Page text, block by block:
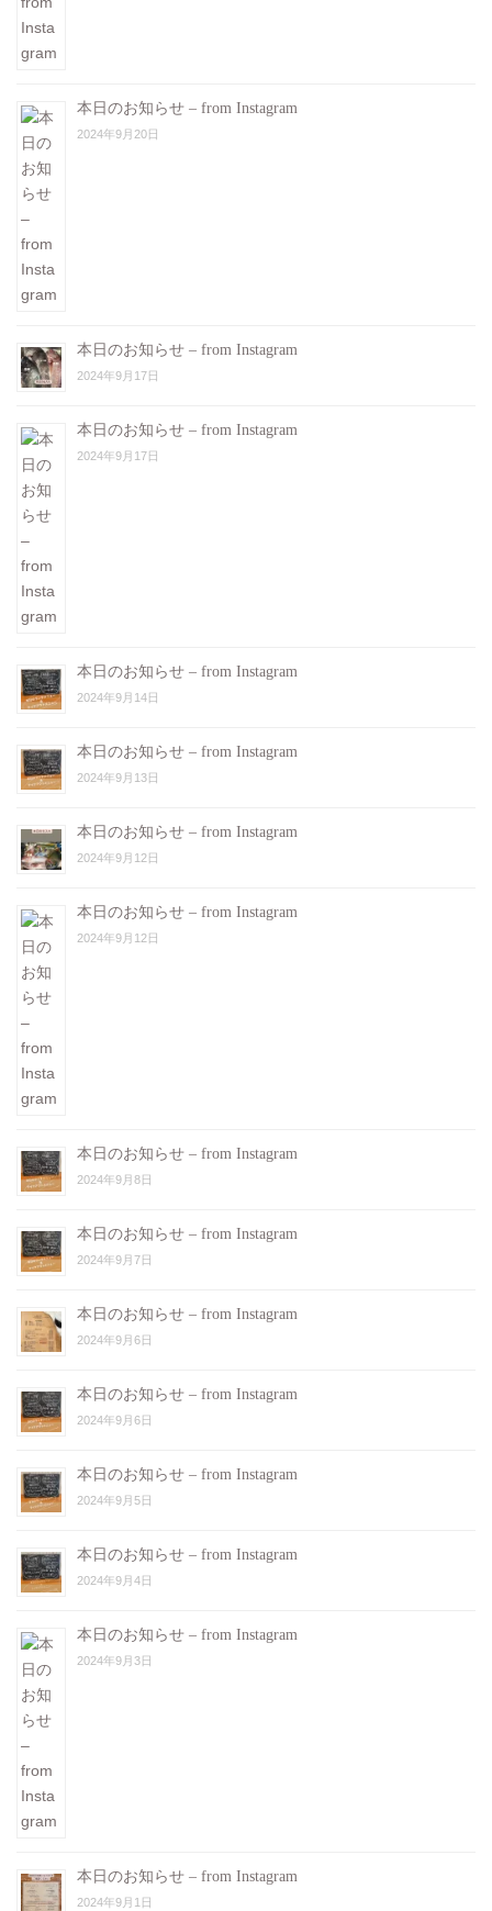
本日のお知らせ – from Instagram
2024年9月20日
本日のお知らせ – from Instagram
2024年9月17日
本日のお知らせ – from Instagram
2024年9月17日
本日のお知らせ – from Instagram
2024年9月14日
本日のお知らせ – from Instagram
2024年9月13日
本日のお知らせ – from Instagram
2024年9月12日
本日のお知らせ – from Instagram
2024年9月12日
本日のお知らせ – from Instagram
2024年9月8日
本日のお知らせ – from Instagram
2024年9月7日
本日のお知らせ – from Instagram
2024年9月6日
本日のお知らせ – from Instagram
2024年9月6日
本日のお知らせ – from Instagram
2024年9月5日
本日のお知らせ – from Instagram
2024年9月4日
本日のお知らせ – from Instagram
2024年9月3日
本日のお知らせ – from Instagram
2024年9月1日